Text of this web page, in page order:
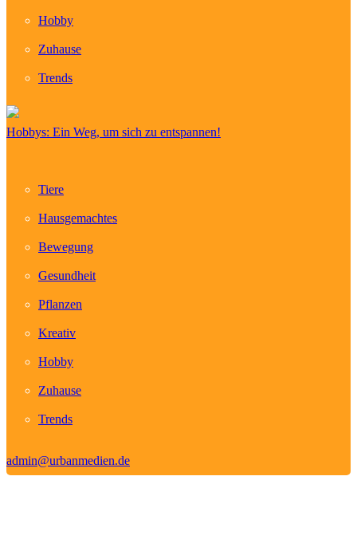
Hobby
Zuhause
Trends
Hobbys: Ein Weg, um sich zu entspannen!
Tiere
Hausgemachtes
Bewegung
Gesundheit
Pflanzen
Kreativ
Hobby
Zuhause
Trends
admin@urbanmedien.de